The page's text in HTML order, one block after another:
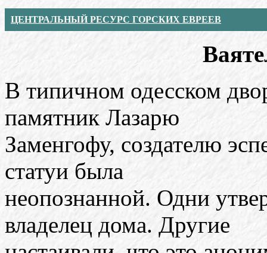
ЦЕНТРАЛЬНЫЙ РЕСУРС ГОРСКИХ ЕВРЕЕВ
В типичном одесском
памятник Лазарю
Заменгофу, создателю
статуи была
неопознанной. Одни
владелец дома. Другие